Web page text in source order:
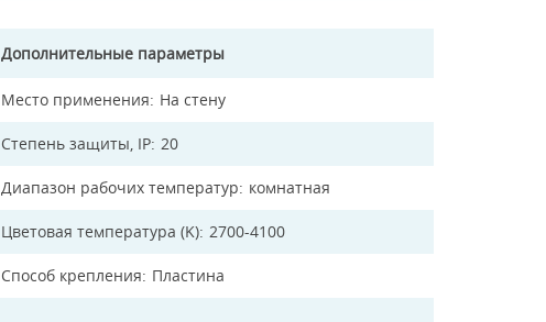
Дополнительные параметры
Место применения На стену
Степень защиты, IP 20
Диапазон рабочих температур комнатная
Цветовая температура (K) 2700-4100
Способ крепления Пластина